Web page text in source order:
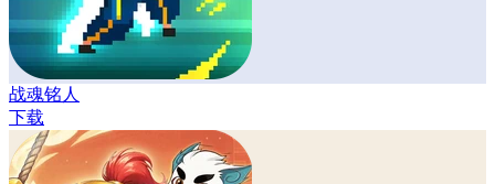
战魂铭人
下载